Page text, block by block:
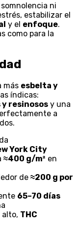
ni
estabilizar el
y el enfoque.
como para la
más esbelta y
índicas:
y resinosos y una
a
York City
≈400 g/m² en
de ≈200 g por
65–70 días
alto, THC